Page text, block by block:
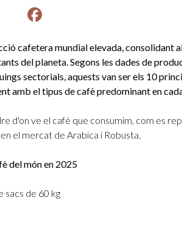
cafetera mundial elevada, consolidant
del planeta. Segons les dades de
sectorials, aquests van ser els 10
amb el tipus de cafè predominant en
d'on ve el cafè que consumim, com es
el mercat de Arabica i Robusta.
del món en 2025
sacs de 60 kg